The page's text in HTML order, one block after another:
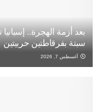
بعد أزمة الهجرة..
سبتة بفرقاطتين حربيتين
أغسطس 7, 2026